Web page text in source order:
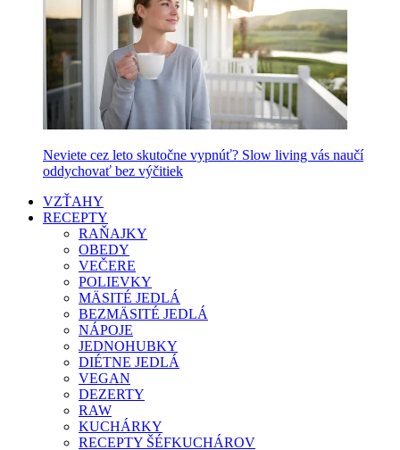
Neviete cez leto skutočne vypnúť? Slow living vás naučí
oddychovať bez výčitiek
VZŤAHY
RECEPTY
RAŇAJKY
OBEDY
VEČERE
POLIEVKY
MÄSITÉ JEDLÁ
BEZMÄSITÉ JEDLÁ
NÁPOJE
JEDNOHUBKY
DIÉTNE JEDLÁ
VEGAN
DEZERTY
RAW
KUCHÁRKY
RECEPTY ŠÉFKUCHÁROV